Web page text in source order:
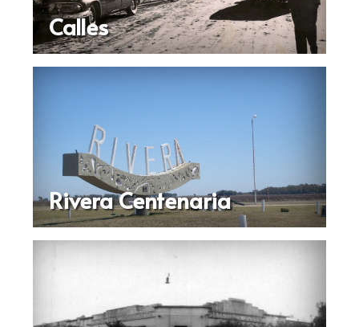
Calles
Rivera Centenaria